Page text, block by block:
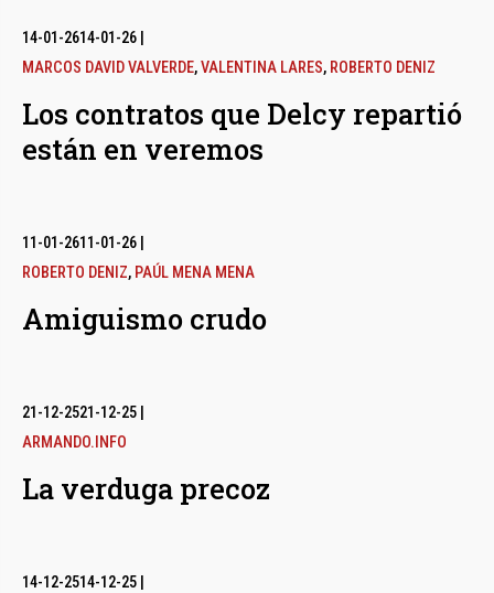
14-01-2614-01-26
MARCOS DAVID VALVERDE,VALENTINA LARES, ROBERTO DENIZ
Los contratos que Delcy repartió
están en veremos
11-01-2611-01-26
ROBERTO DENIZ, PAÚL MENA MENA
Amiguismo crudo
21-12-2521-12-25
ARMANDO.INFO
La verduga precoz
14-12-2514-12-25